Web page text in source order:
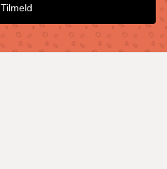
Tilmeld